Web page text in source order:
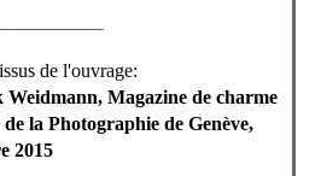
de l'ouvrage:
Weidmann, Magazine de charme
la Photographie de Genève,
2015